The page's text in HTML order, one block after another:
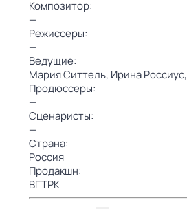
Композитор:
—
Режиссеры:
—
Ведущие:
Мария Ситтель, Ирина Россиус,
Продюссеры:
—
Сценаристы:
—
Страна:
Россия
Продакшн:
ВГТРК